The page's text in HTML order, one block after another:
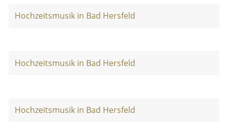
Hochzeitsmusik in Bad Hersfeld
Hochzeitsmusik in Bad Hersfeld
Hochzeitsmusik in Bad Hersfeld